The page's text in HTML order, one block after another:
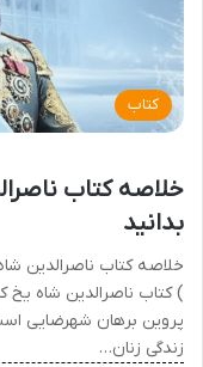
کتاب
خلاصه کتاب
بدانید
خلاصه کتاب ناصرالدین
) کتاب ناصرالدین شاه یخ
پروین برهان شهرضایی
زندگی زنان…